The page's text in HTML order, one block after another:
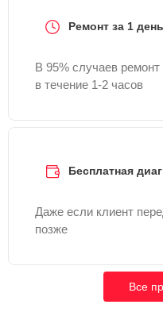
Ремонт за 1 день
В 95% случаев ремонт
в течение 1-2 часов
Бесплатная
Даже если клиент
позже
Все